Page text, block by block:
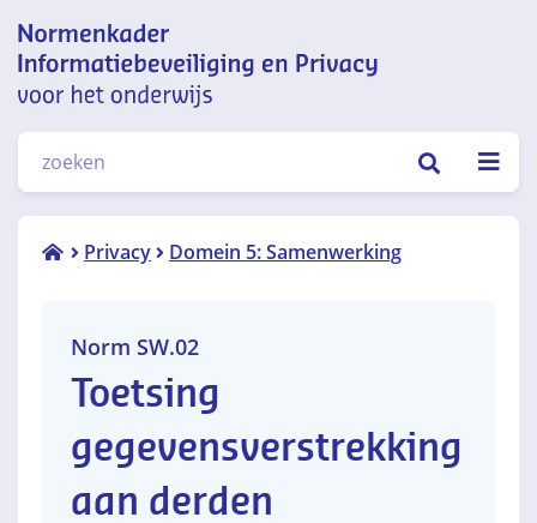
en privacy voor het onderwijs
ZOEKEN
Privacy Domein 5: Samenwerking
Norm
Norm SW.02
Toetsing
gegevensverstrekking
aan derden